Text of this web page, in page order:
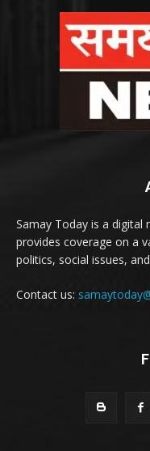
Samay Today is a
provides coverage on a
politics, social issues,
Contact us: